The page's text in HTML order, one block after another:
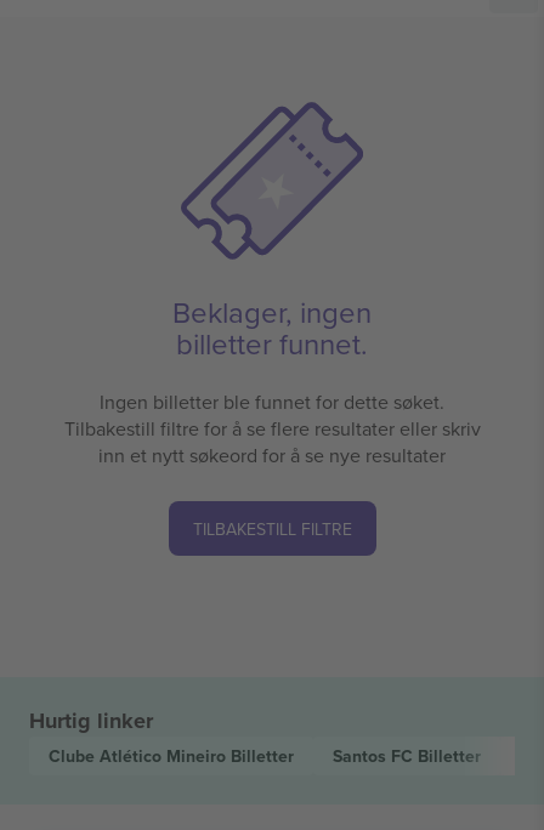
Beklager, ingen
billetter funnet.
Ingen billetter ble funnet for dette søket.
Tilbakestill filtre for å se flere resultater eller skriv
inn et nytt søkeord for å se nye resultater
TILBAKESTILL FILTRE
Hurtig linker
Clube Atlético Mineiro Billetter Santos FC Billetter